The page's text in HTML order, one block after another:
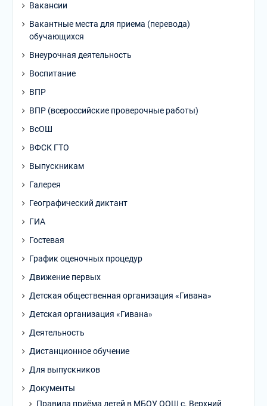
Вакансии
Вакантные места для приема (перевода)
обучающихся
Внеурочная деятельность
Воспитание
ВПР
ВПР (всероссийские проверочные работы)
ВсОШ
ВФСК ГТО
Выпускникам
Галерея
Географический диктант
ГИА
Гостевая
График оценочных процедур
Движение первых
Детская общественная организация «Гивана»
Детская организация «Гивана»
Деятельность
Дистанционное обучение
Для выпускников
Документы
Правила приёма детей в МБОУ ООШ с. Верхний